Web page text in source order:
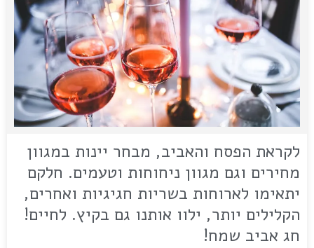
לקראת הפסח והאביב, מבחר יינות במגוון
מחירים וגם מגוון ניחוחות וטעמים. חלקם
יתאימו לארוחות בשריות חגיגיות ואחרים,
הקלילים יותר, ילוו אותנו גם בקיץ. לחיים!
חג אביב שמח!